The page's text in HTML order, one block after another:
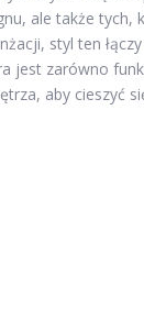
ale także tych,
styl ten
jest zarówno
aby cieszyć